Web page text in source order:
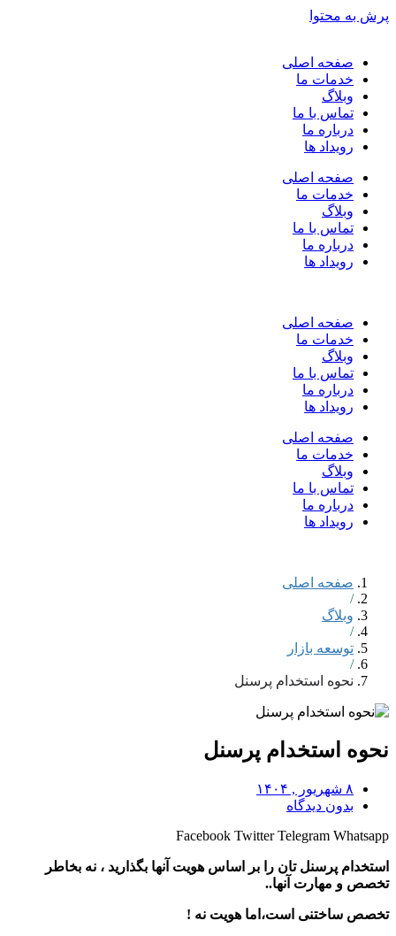
پرش به محتوا
صفحه اصلی
خدمات ما
وبلاگ
تماس با ما
درباره ما
رویداد ها
صفحه اصلی
خدمات ما
وبلاگ
تماس با ما
درباره ما
رویداد ها
صفحه اصلی
خدمات ما
وبلاگ
تماس با ما
درباره ما
رویداد ها
صفحه اصلی
خدمات ما
وبلاگ
تماس با ما
درباره ما
رویداد ها
صفحه اصلی
/
وبلاگ
/
توسعه بازار
/
نحوه استخدام پرسنل
نحوه استخدام پرسنل
۸ شهریور , ۱۴۰۴
بدون دیدگاه
Facebook Twitter Telegram Whatsapp
استخدام پرسنل تان را بر اساس هویت آنها بگذارید ، نه بخاطر
تخصص و مهارت آنها..
تخصص ساختنی است،اما هویت‌ نه !